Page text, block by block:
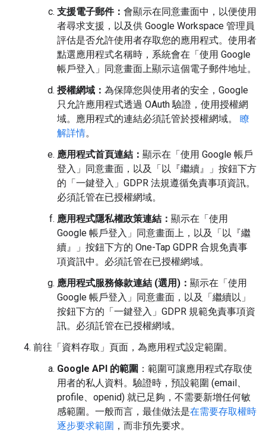
支援電子郵件： 會顯示在同意畫面中，以便使用
者尋求支援，以及供 Google Workspace 管理員
評估是否允許使用者存取您的應用程式。使用者
點選應用程式名稱時，系統會在「使用 Google
帳戶登入」同意畫面上顯示這個電子郵件地址。
授權網域： 為保障您與使用者的安全，Google
只允許應用程式透過 OAuth 驗證，使用授權網
域。應用程式的連結必須託管於授權網域。 瞭
解詳情。
應用程式首頁連結： 顯示在「使用 Google 帳戶
登入」同意畫面，以及「以『繼續』」按鈕下方
的「一鍵登入」GDPR 法規遵循免責事項資訊。
必須託管在已授權網域。
應用程式隱私權政策連結： 顯示在「使用
Google 帳戶登入」同意畫面上，以及「以『繼
續』」按鈕下方的 One-Tap GDPR 合規免責事
項資訊中。必須託管在已授權網域。
應用程式服務條款連結 (選用)： 顯示在「使用
Google 帳戶登入」同意畫面，以及「繼續以」
按鈕下方的「一鍵登入」GDPR 規範免責事項資
訊。必須託管在已授權網域。
前往「資料存取」 頁面，為應用程式設定範圍。
Google API 的範圍 ：範圍可讓應用程式存取使
用者的私人資料。驗證時，預設範圍 (email、
profile、openid) 就已足夠，不需要新增任何敏
感範圍。一般而言，最佳做法是在需要存取權時
逐步要求範圍 ，而非預先要求。